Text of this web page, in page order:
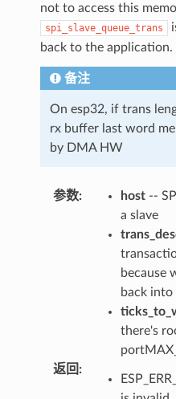
not to access this
spi_slave_queue_trans
back to the application.
备注
On esp32, if trans
rx buffer last word
by DMA HW
参数: host--
a slave
because
back
there's
返回 :